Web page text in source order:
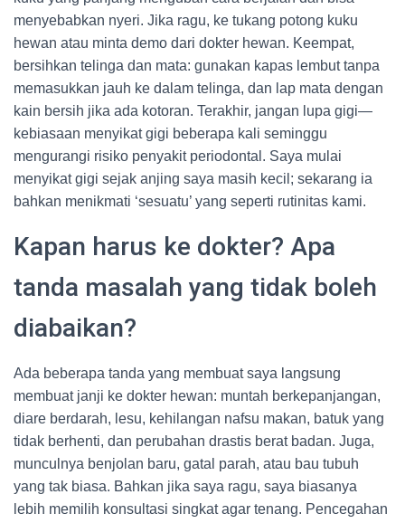
menyebabkan nyeri. Jika ragu, ke tukang potong kuku
hewan atau minta demo dari dokter hewan. Keempat,
bersihkan telinga dan mata: gunakan kapas lembut tanpa
memasukkan jauh ke dalam telinga, dan lap mata dengan
kain bersih jika ada kotoran. Terakhir, jangan lupa gigi—
kebiasaan menyikat gigi beberapa kali seminggu
mengurangi risiko penyakit periodontal. Saya mulai
menyikat gigi sejak anjing saya masih kecil; sekarang ia
bahkan menikmati ‘sesuatu’ yang seperti rutinitas kami.
Kapan harus ke dokter? Apa
tanda masalah yang tidak boleh
diabaikan?
Ada beberapa tanda yang membuat saya langsung
membuat janji ke dokter hewan: muntah berkepanjangan,
diare berdarah, lesu, kehilangan nafsu makan, batuk yang
tidak berhenti, dan perubahan drastis berat badan. Juga,
munculnya benjolan baru, gatal parah, atau bau tubuh
yang tak biasa. Bahkan jika saya ragu, saya biasanya
lebih memilih konsultasi singkat agar tenang. Pencegahan